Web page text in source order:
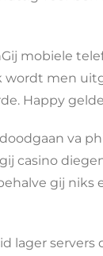
Gij mobiele
men
Happy
va
casino
gij
lager